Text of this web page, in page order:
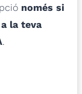
només si
la teva
.